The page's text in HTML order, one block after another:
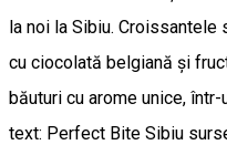
la noi la Sibiu.
cu ciocolată belgiană și
băuturi cu arome unice,
text: Perfect Bite Sibiu